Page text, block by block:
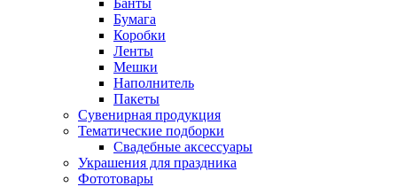
Банты
Бумага
Коробки
Ленты
Мешки
Наполнитель
Пакеты
Сувенирная продукция
Тематические подборки
Свадебные аксессуары
Украшения для праздника
Фототовары